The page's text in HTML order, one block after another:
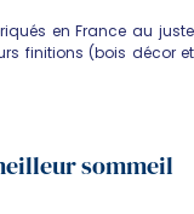
en France au juste
finitions (bois décor et
sommeil